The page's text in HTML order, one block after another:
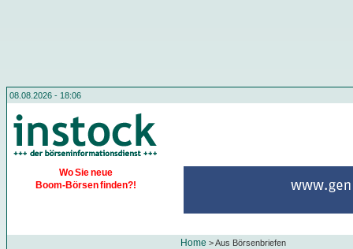
08.08.2026 - 18:06
Wo Sie neue
Boom-Börsen finden?!
Home >Aus Börsenbriefen